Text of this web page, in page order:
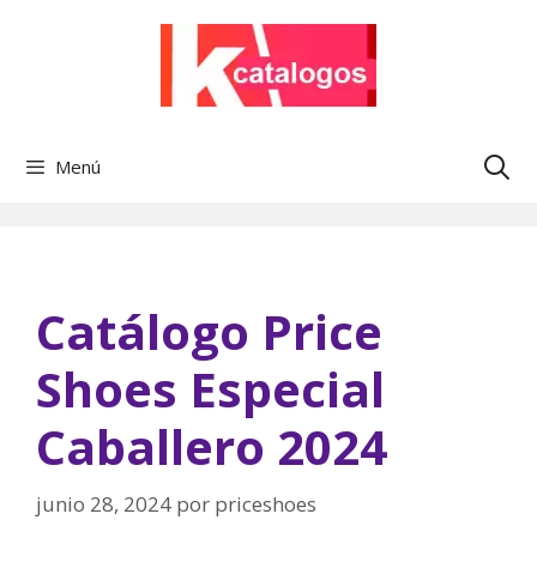
Menú
Catálogo Price
Shoes Especial
Caballero 2024
junio 28, 2024 por priceshoes